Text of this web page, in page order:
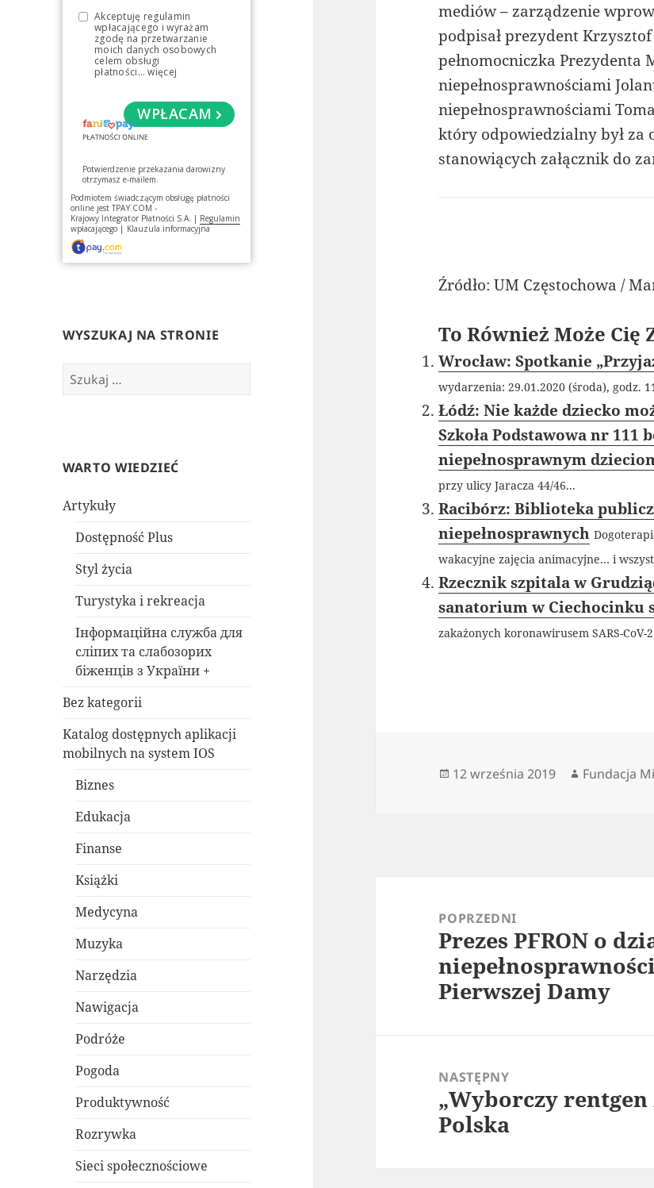
Akceptuję regulamin
wpłacającego i wyrażam
zgodę na przetwarzanie
moich danych osobowych
celem obsługi
płatności... więcej
WPŁACAM
Potwierdzenie przekazania darowizny
otrzymasz e-mailem.
Podmiotem świadczącym obsługę płatności
online jestTPAY.COM -
Krajowy Integrator Płatności S.A. | Regulamin
wpłacającego | Klauzula informacyjna
WYSZUKAJ NA STRONIE
Szukaj:
WARTO WIEDZIEĆ
Artykuły
Dostępność Plus
Styl życia
Turystyka i rekreacja
Інформаційна служба для
сліпих та слабозорих
біженців з України +
Bez kategorii
Katalog dostępnych aplikacji
mobilnych na system IOS
Biznes
Edukacja
Finanse
Książki
Medycyna
Muzyka
Narzędzia
Nawigacja
Podróże
Pogoda
Produktywność
Rozrywka
Sieci społecznościowe
mediów – zarządzenie
podpisał prezydent
pełnomocniczka Prezydenta
niepełnosprawnościami
niepełnosprawnościami
który odpowiedzialny był za
stanowiących załącznik do
Źródło: UM Częstochowa /
To Również Może Cię
Wrocław: Spotkanie
wydarzenia: 29.01.2020 (środa), godz.
Łódź: Nie każde dziecko
Szkoła Podstawowa nr
niepełnosprawnym
przy ulicy Jaracza 44/46...
Racibórz: Biblioteka
niepełnosprawnych
wakacyjne zajęcia animacyjne… i
Rzecznik szpitala w
sanatorium w Ciechocinku
zakażonych koronawirusem SARS-
Data
12 września 2019 Autor
Fundacja
POPRZEDNI
Poprzedni
wpis:
Prezes PFRON o
Pierwszej Damy
NASTĘPNY
Następny
wpis:
„Wyborczy
Polska